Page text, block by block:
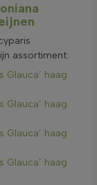
assortiment:
Glauca’ haag
Glauca’ haag
Glauca’ haag
Glauca’ haag